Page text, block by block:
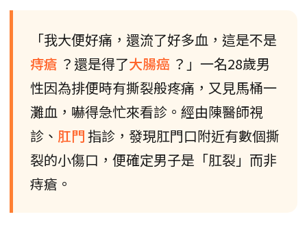
「我大便好痛，還流了好多血，這是不是
痔瘡 ？還是得了大腸癌 ？」一名28歲男
性因為排便時有撕裂般疼痛，又見馬桶一
灘血，嚇得急忙來看診。經由陳醫師視
診、 肛門指診，發現肛門口附近有數個撕
裂的小傷口，便確定男子是「肛裂」而非
痔瘡。